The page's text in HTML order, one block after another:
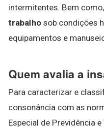
intermitentes. Bem
trabalho sob condições
equipamentos e
Quem avalia a
Para caracterizar e
consonância com as
Especial de Previdência